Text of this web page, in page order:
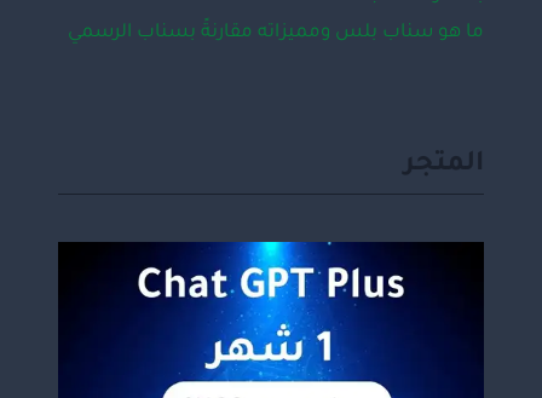
ما هو سناب بلس ومميزاته مقارنةً بسناب الرسمي
المتجر